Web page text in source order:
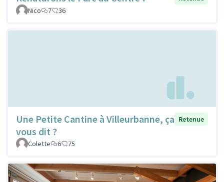
Nico
7 36
Une Petite Cantine à Villeurbanne, ça
vous dit ?
Retenue
Colette 6 75